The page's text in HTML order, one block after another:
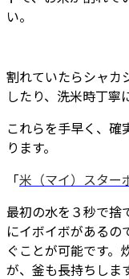
い。
割れていたらシャカ
したり、洗米時丁寧
これらを手早く、確
ります。
「米（マイ）スター
最初の水を３秒で捨
にイボイボがあるの
ぐことが可能です。
が、釜も長持ちしま